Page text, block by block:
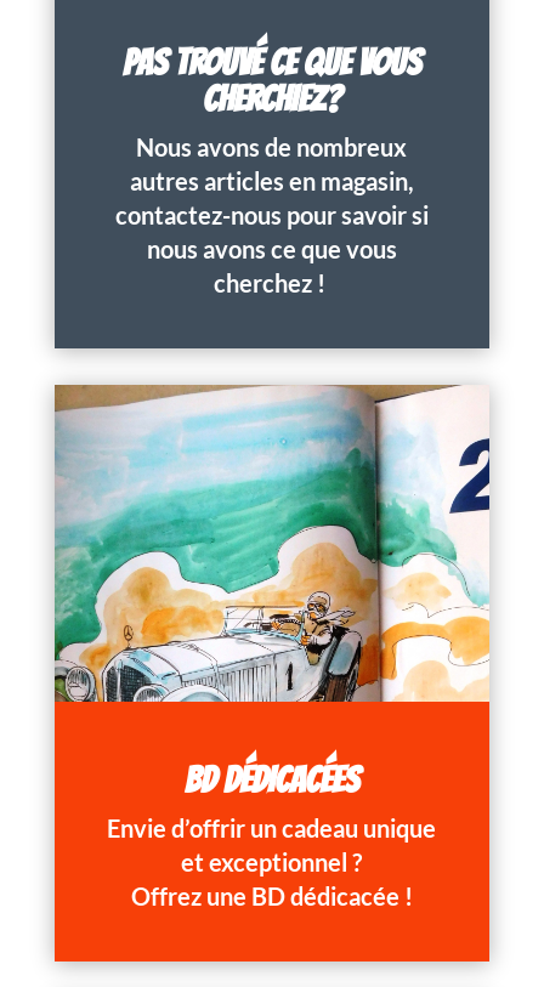
PAS TROUVÉ CE QUE VOUS
CHERCHIEZ?
Nous avons de nombreux
autres articles en magasin,
contactez-nous pour savoir si
nous avons ce que vous
cherchez !
BD DÉDICACÉES
Envie d’offrir un cadeau unique
et exceptionnel ?
Offrez une BD dédicacée !